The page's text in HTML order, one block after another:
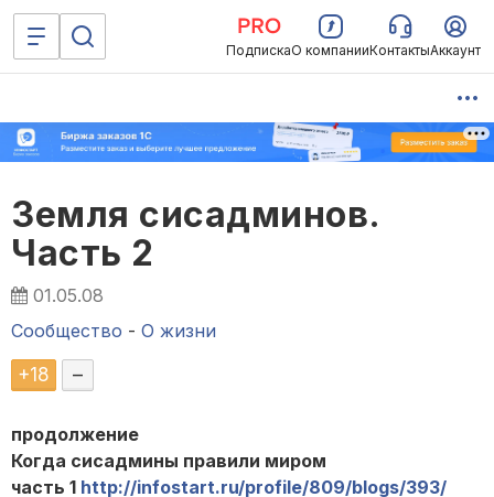
ПодпискаО компанииКонтактыАккаунт
Земля сисадминов.
Часть 2
01.05.08
Сообщество - О жизни
+18 –
продолжение
Когда сисадмины правили миром
часть 1 http://infostart.ru/profile/809/blogs/393/